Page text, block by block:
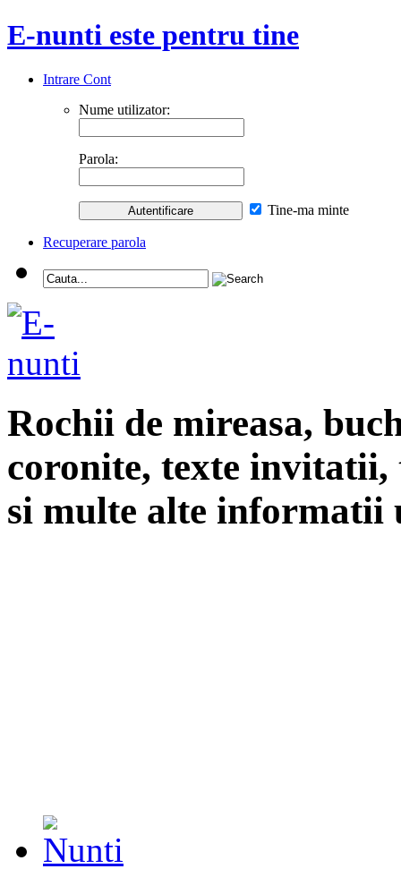
E-nunti este pentru tine
Intrare Cont
Nume utilizator:
Parola:
Tine-ma minte
Recuperare parola
Rochii de mireasa,
coronite, texte
si multe alte informatii